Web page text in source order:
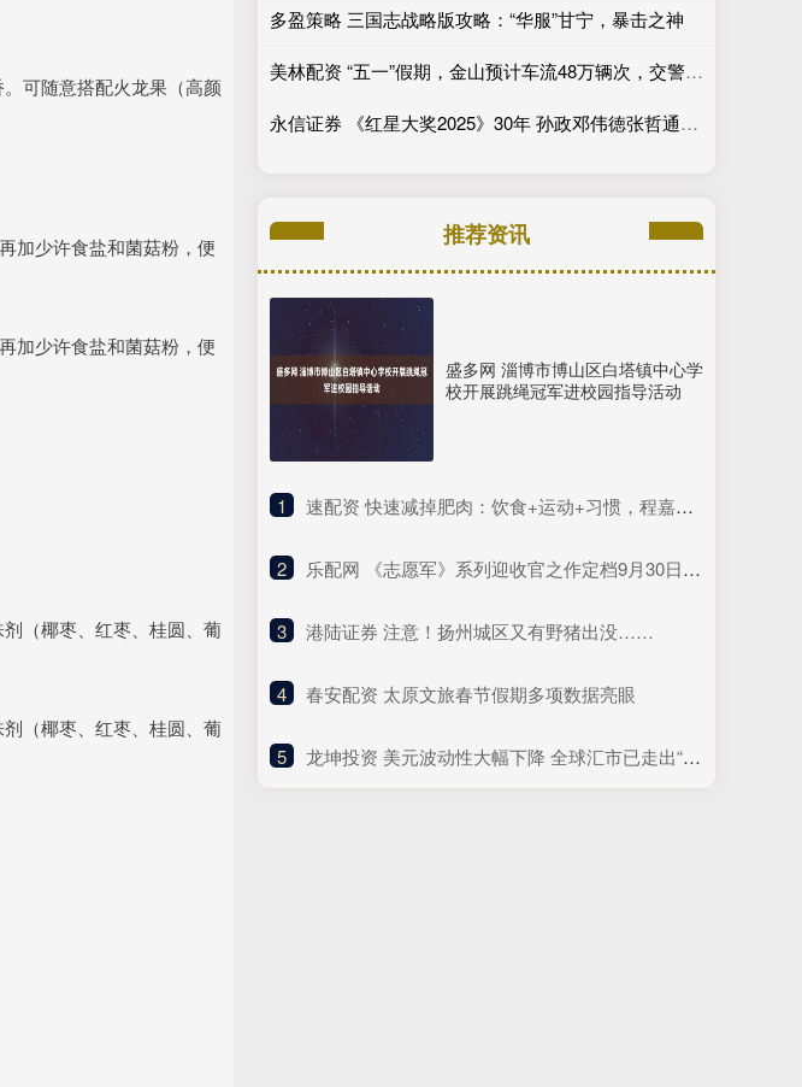
可随意搭配火龙果（高颜
加少许食盐和菌菇粉，便
加少许食盐和菌菇粉，便
（椰枣、红枣、桂圆、葡
（椰枣、红枣、桂圆、葡
多盈策略 三国志战略版攻略：“华服”甘宁，暴击之神
美林配资 “五一”假期，金山预计车流48万辆次，交警“空地联动”应对“大考”
永信证券 《红星大奖2025》30年 孙政邓伟徳张哲通登顶“最受欢迎潜力星”_角色_电视剧_新生代
推荐资讯
盛多网 淄博市博山区白塔镇中心学
校开展跳绳冠军进校园指导活动
1 ​速配资 快速减掉肥肉：饮食+运动+习惯，程嘉药业科学方法全解析
2 ​乐配网 《志愿军》系列迎收官之作定档9月30日，解锁“边打边谈”新战局
3 ​港陆证券 注意！扬州城区又有野猪出没……
4 ​春安配资 太原文旅春节假期多项数据亮眼
5 ​龙坤投资 美元波动性大幅下降 全球汇市已走出“特朗普冲击”阴影？